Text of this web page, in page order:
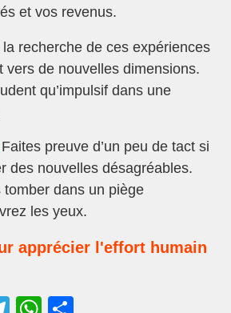
et vos revenus.
recherche de ces expériences
vers de nouvelles dimensions.
qu’impulsif dans une
Faites preuve d’un peu de tact si
des nouvelles désagréables.
dans un piège
les yeux.
apprécier l'effort humain